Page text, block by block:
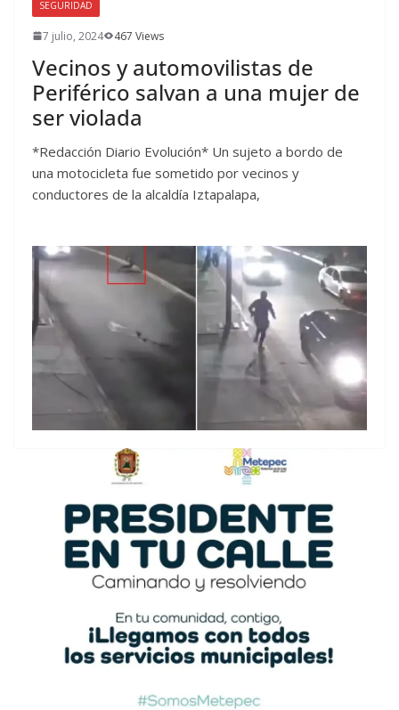
SEGURIDAD
7 julio, 2024 467 Views
Vecinos y automovilistas de
Periférico salvan a una mujer de
ser violada
*Redacción Diario Evolución* Un sujeto a bordo de
una motocicleta fue sometido por vecinos y
conductores de la alcaldía Iztapalapa,